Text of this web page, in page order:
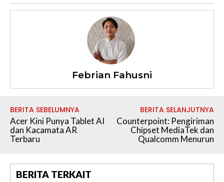
Febrian Fahusni
BERITA SEBELUMNYA
Acer Kini Punya Tablet AI
dan Kacamata AR
Terbaru
BERITA SELANJUTNYA
Counterpoint: Pengiriman
Chipset MediaTek dan
Qualcomm Menurun
BERITA TERKAIT